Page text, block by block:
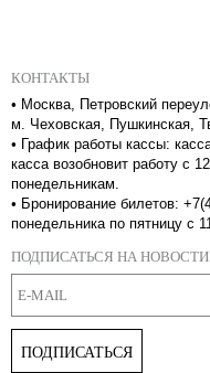
КОНТАКТЫ
• Москва, Петровский
м. Чеховская, Пушкинская,
• График работы кассы:
касса возобновит работу с
понедельникам.
• Бронирование билетов:
понедельника по пятницу с
ПОДПИСАТЬСЯ НА НОВОСТИ
ПОДПИСАТЬСЯ